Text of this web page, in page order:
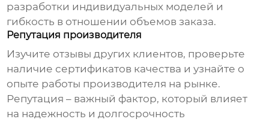
разработки индивидуальных моделей и
гибкость в отношении объемов заказа.
Репутация производителя
Изучите отзывы других клиентов, проверьте
наличие сертификатов качества и узнайте о
опыте работы производителя на рынке.
Репутация – важный фактор, который влияет
на надежность и долгосрочность